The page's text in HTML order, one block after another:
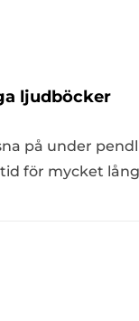
ljudböcker
på under
för mycket